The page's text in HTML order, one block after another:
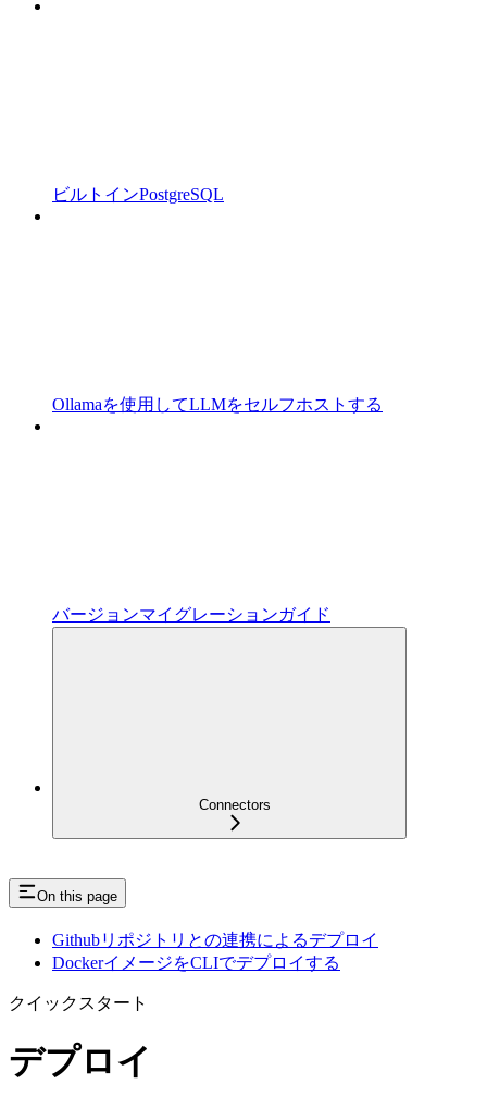
ビルトインPostgreSQL
Ollamaを使用してLLMをセルフホストする
バージョンマイグレーションガイド
Connectors
On this page
Githubリポジトリとの連携によるデプロイ
DockerイメージをCLIでデプロイする
クイックスタート
デプロイ